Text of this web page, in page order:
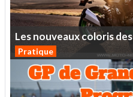
Lesnouveauxcolorisdes
Pratique